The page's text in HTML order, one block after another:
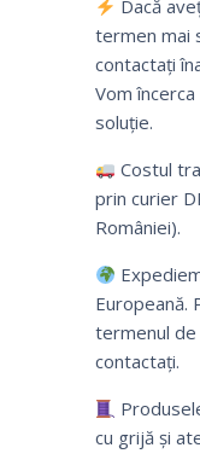
Dacă
termen mai
contactați
Vom
soluție.
Costul
prin curier
României).
Europeană.
termenul de
contactați.
cu grijă și